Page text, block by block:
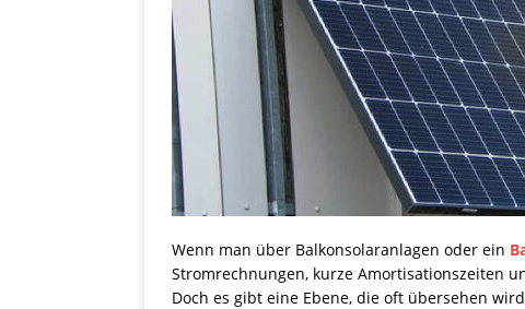
Wenn man über Balkonsolaranlagen oder ein
Stromrechnungen, kurze Amortisationszeiten
Doch es gibt eine Ebene, die oft übersehen